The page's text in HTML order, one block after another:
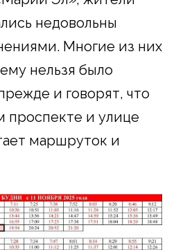
недовольны
Многие из них
нельзя было
и говорят, что
проспекте и улице
маршруток и